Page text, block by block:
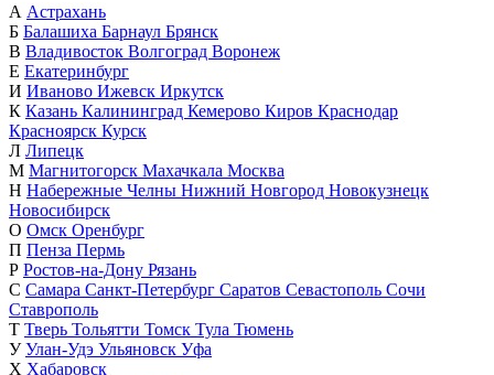
А Астрахань
Б Балашиха Барнаул Брянск
В Владивосток Волгоград Воронеж
Е Екатеринбург
И Иваново Ижевск Иркутск
К Казань Калининград Кемерово Киров Краснодар
Красноярск Курск
Л Липецк
М Магнитогорск Махачкала Москва
Н Набережные Челны Нижний Новгород Новокузнецк
Новосибирск
О Омск Оренбург
П Пенза Пермь
Р Ростов-на-Дону Рязань
С Самара Санкт-Петербург Саратов Севастополь Сочи
Ставрополь
Т Тверь Тольятти Томск Тула Тюмень
У Улан-Удэ Ульяновск Уфа
Х Хабаровск